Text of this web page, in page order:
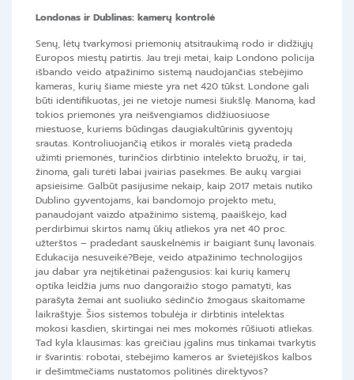
Londonas ir Dublinas: kamerų kontrolė
Senų, lėtų tvarkymosi priemonių atsitraukimą rodo ir didžiųjų
Europos miestų patirtis. Jau treji metai, kaip Londono policija
išbando veido atpažinimo sistemą naudojančias stebėjimo
kameras, kurių šiame mieste yra net 420 tūkst. Londone gali
būti identifikuotas, jei ne vietoje numesi šiukšlę. Manoma, kad
tokios priemonės yra neišvengiamos didžiuosiuose
miestuose, kuriems būdingas daugiakultūrinis gyventojų
srautas. Kontroliuojančią etikos ir moralės vietą pradeda
užimti priemonės, turinčios dirbtinio intelekto bruožų, ir tai,
žinoma, gali turėti labai įvairias pasekmes. Be aukų vargiai
apsieisime. Galbūt pasijusime nekaip, kaip 2017 metais nutiko
Dublino gyventojams, kai bandomojo projekto metu,
panaudojant vaizdo atpažinimo sistemą, paaiškėjo, kad
perdirbimui skirtos namų ūkių atliekos yra net 40 proc.
užterštos – pradedant sauskelnėmis ir baigiant šunų lavonais.
Edukacija nesuveikė?Beje, veido atpažinimo technologijos
jau dabar yra neįtikėtinai pažengusios: kai kurių kamerų
optika leidžia jums nuo dangoraižio stogo pamatyti, kas
parašyta žemai ant suoliuko sėdinčio žmogaus skaitomame
laikraštyje. Šios sistemos tobulėja ir dirbtinis intelektas
mokosi kasdien, skirtingai nei mes mokomės rūšiuoti atliekas.
Tad kyla klausimas: kas greičiau įgalins mus tinkamai tvarkytis
ir švarintis: robotai, stebėjimo kameros ar švietėjiškos kalbos
ir dešimtmečiams nustatomos politinės direktyvos?